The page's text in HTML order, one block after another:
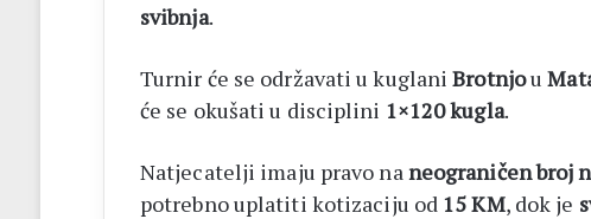
svibnja.
Turnir će se održavati u kuglaniBrotnjou
će se okušati u disciplini 1×120 kugla.
Natjecatelji imaju pravo na neograničen broj
potrebno uplatiti kotizaciju od 15 KM, dok je